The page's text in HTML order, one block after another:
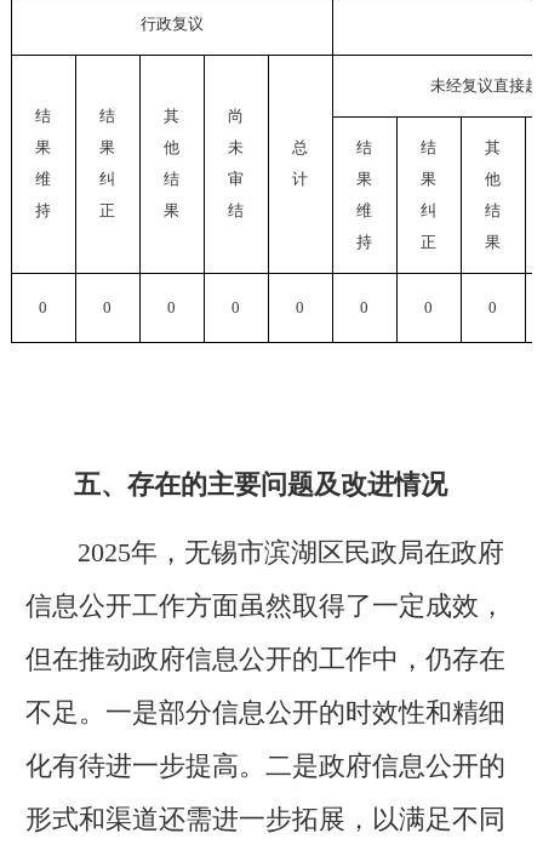
行政复议
结
果
维
持
结
果
纠
正
其
他
结
果
尚
未
审
结
总
计
未经复议直接
结
果
维
持
结
果
纠
正
其
他
结
果
0 0 0 0 0 0 0 0
五、存在的主要问题及改进情况
2025年，无锡市滨湖区民政局在政府
信息公开工作方面虽然取得了一定成效，
但在推动政府信息公开的工作中，仍存在
不足。一是部分信息公开的时效性和精细
化有待进一步提高。二是政府信息公开的
形式和渠道还需进一步拓展，以满足不同